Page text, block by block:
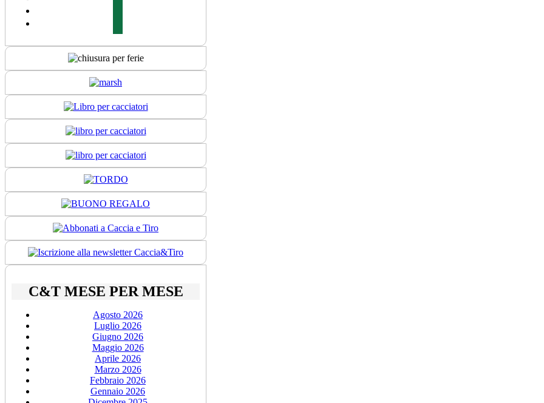
C&T MESE PER MESE
Agosto 2026
Luglio 2026
Giugno 2026
Maggio 2026
Aprile 2026
Marzo 2026
Febbraio 2026
Gennaio 2026